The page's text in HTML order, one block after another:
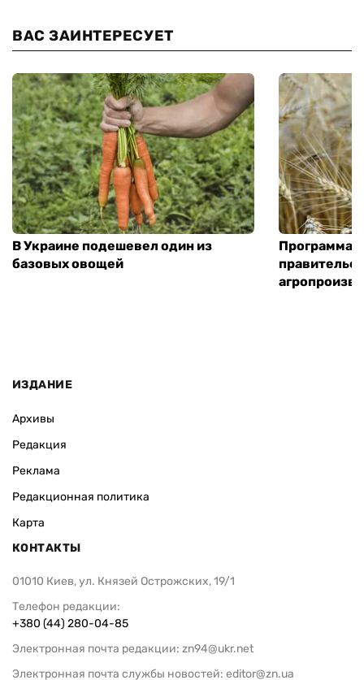
ВАС ЗАИНТЕРЕСУЕТ
В Украине подешевел один из
базовых овощей
Программа
ИЗДАНИЕ
Архивы
Редакция
Реклама
Редакционная политика
Карта
КОНТАКТЫ
01010 Киев, ул. Князей Острожских, 19/1
Телефон редакции:
+380 (44) 280-04-85
Электронная почта редакции: zn94@ukr.net
Электронная почта службы новостей: editor@zn.ua